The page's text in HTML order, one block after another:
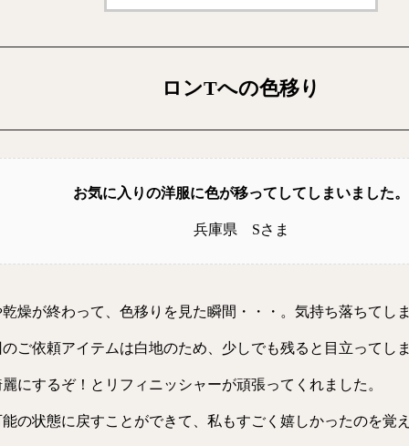
ロンTへの色移り
お気に入りの洋服に色が移ってしてしまいました。
兵庫県 Sさま
燥が終わって、色移りを見た瞬間・・・。気持ち落ちてし
ご依頼アイテムは白地のため、少しでも残ると目立ってしま
にするぞ！とリフィニッシャーが頑張ってくれました。
能の状態に戻すことができて、私もすごく嬉しかったのを覚